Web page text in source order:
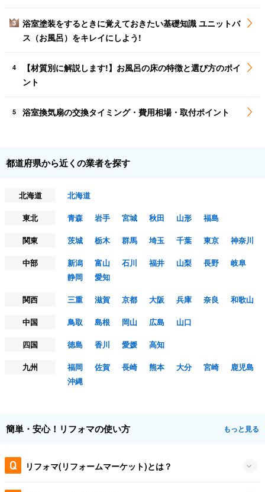
3
浴室塗装をするときに覚えておきたい基礎知識 ユニットバ
ス（お風呂）をキレイにしよう!
4
【材質別に解説します!】お風呂の床の特徴と選び方のポイ
ント
5 浴室換気扇の交換タイミング・費用相場・取付ポイント
都道府県から近くの業者を探す
北海道
北海道
東北
青森 岩手 宮城 秋田 山形
福島
関東
茨城 栃木 群馬 埼玉 千葉 東京
神奈川
中部
新潟 富山 石川 福井 山梨 長野
岐阜
静岡
愛知
関西
三重 滋賀 京都 大阪 兵庫 奈良
和歌山
中国
鳥取 島根 岡山 広島
山口
四国
徳島 香川 愛媛
高知
九州
福岡 佐賀 長崎 熊本 大分 宮崎
鹿児島
沖縄
簡単・安心！リフォマの使い方 もっと見る
リフォマ(リフォームマーケット)とは？